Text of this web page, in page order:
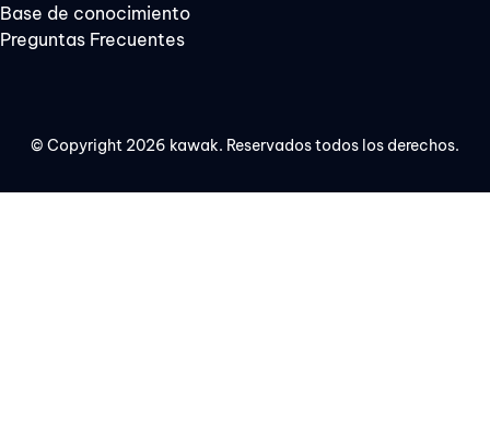
Base de conocimiento
Preguntas Frecuentes
© Copyright 2026 kawak. Reservados todos los derechos.